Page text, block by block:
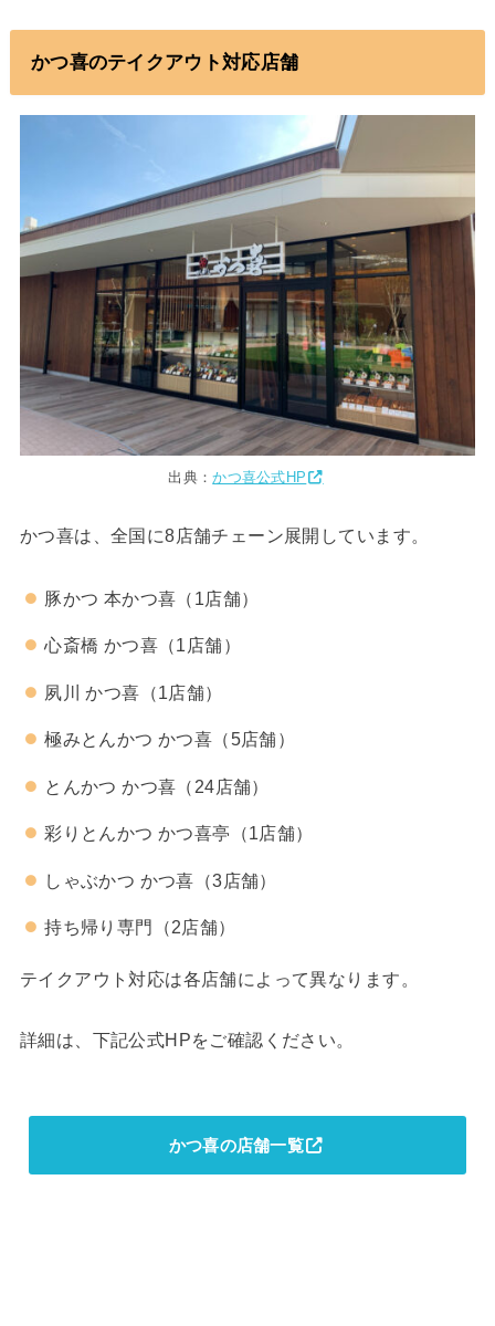
かつ喜のテイクアウト対応店舗
出典：かつ喜公式HP
かつ喜は、全国に8店舗チェーン展開しています。
豚かつ 本かつ喜（1店舗）
心斎橋 かつ喜（1店舗）
夙川 かつ喜（1店舗）
極みとんかつ かつ喜（5店舗）
とんかつ かつ喜（24店舗）
彩りとんかつ かつ喜亭（1店舗）
しゃぶかつ かつ喜（3店舗）
持ち帰り専門（2店舗）
テイクアウト対応は各店舗によって異なります。
詳細は、下記公式HPをご確認ください。
かつ喜の店舗一覧